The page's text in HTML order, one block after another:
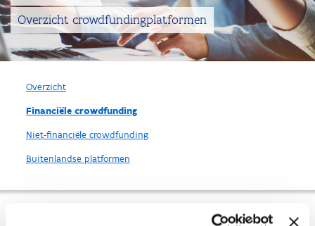
Overzicht crowdfundingplatformen
Overzicht
Financiële crowdfunding
Niet-financiële crowdfunding
Buitenlandse platformen